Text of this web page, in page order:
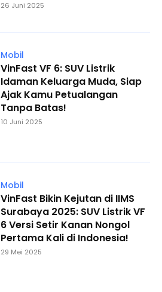
26 Juni 2025
Mobil
VinFast VF 6: SUV Listrik
Idaman Keluarga Muda, Siap
Ajak Kamu Petualangan
Tanpa Batas!
10 Juni 2025
Mobil
VinFast Bikin Kejutan di IIMS
Surabaya 2025: SUV Listrik VF
6 Versi Setir Kanan Nongol
Pertama Kali di Indonesia!
29 Mei 2025